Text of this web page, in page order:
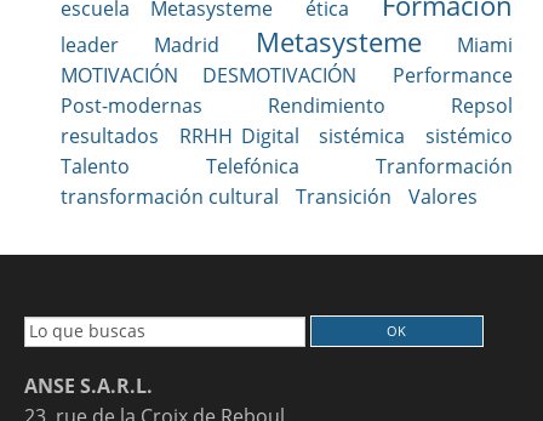
escuela Metasysteme
ética
leader Madrid Metasysteme
Miami
MOTIVACIÓN DESMOTIVACIÓN
Performance
Post-modernas
Rendimiento
Repsol
resultados
RRHH Digital sistémica
sistémico
Talento
Telefónica
Tranformación
transformación cultural
Transición Valores
ANSE S.A.R.L.